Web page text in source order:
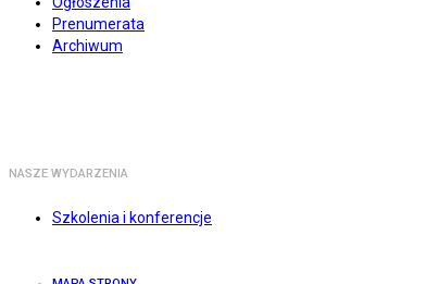
Prenumerata
Archiwum
NASZE WYDARZENIA
Szkolenia i konferencje